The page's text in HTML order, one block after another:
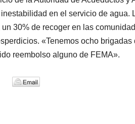
en el servicio de
un 30% de recoger en las
«Tenemos ocho
reembolso alguno de FEMA».